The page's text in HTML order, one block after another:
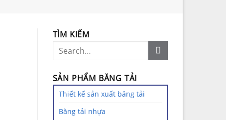
TÌM KIẾM
SẢN PHẨM BĂNG TẢI
Thiết kế sản xuất băng tải
Băng tải nhựa